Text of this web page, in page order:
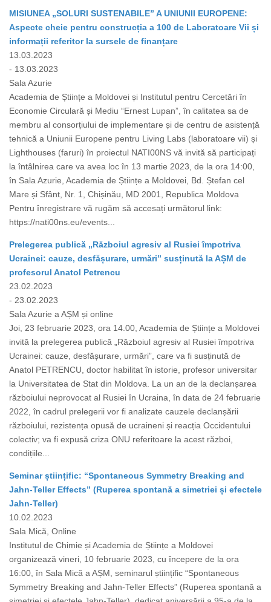
MISIUNEA „SOLURI SUSTENABILE” A UNIUNII EUROPENE:
Aspecte cheie pentru construcția a 100 de Laboratoare Vii și
informații referitor la sursele de finanțare
13.03.2023
- 13.03.2023
Sala Azurie
Academia de Științe a Moldovei și Institutul pentru Cercetări în
Economie Circulară și Mediu “Ernest Lupan”, în calitatea sa de
membru al consorțiului de implementare și de centru de asistență
tehnică a Uniunii Europene pentru Living Labs (laboratoare vii) și
Lighthouses (faruri) în proiectul NATI00NS vă invită să participați
la întâlnirea care va avea loc în 13 martie 2023, de la ora 14:00,
în Sala Azurie, Academia de Științe a Moldovei, Bd. Ștefan cel
Mare și Sfânt, Nr. 1, Chișinău, MD 2001, Republica Moldova
Pentru înregistrare vă rugăm să accesați următorul link:
https://nati00ns.eu/events...
Prelegerea publică „Războiul agresiv al Rusiei împotriva
Ucrainei: cauze, desfășurare, urmări” susținută la AȘM de
profesorul Anatol Petrencu
23.02.2023
- 23.02.2023
Sala Azurie a AȘM și online
Joi, 23 februarie 2023, ora 14.00, Academia de Științe a Moldovei
invită la prelegerea publică „Războiul agresiv al Rusiei împotriva
Ucrainei: cauze, desfășurare, urmări”, care va fi susținută de
Anatol PETRENCU, doctor habilitat în istorie, profesor universitar
la Universitatea de Stat din Moldova. La un an de la declanșarea
războiului neprovocat al Rusiei în Ucraina, în data de 24 februarie
2022, în cadrul prelegerii vor fi analizate cauzele declanșării
războiului, rezistența opusă de ucraineni și reacția Occidentului
colectiv; va fi expusă criza ONU referitoare la acest război,
condițiile...
Seminar științific: “Spontaneous Symmetry Breaking and
Jahn-Teller Effects” (Ruperea spontană a simetriei și efectele
Jahn-Teller)
10.02.2023
Sala Mică, Online
Institutul de Chimie și Academia de Științe a Moldovei
organizează vineri, 10 februarie 2023, cu începere de la ora
16:00, în Sala Mică a AȘM, seminarul științific “Spontaneous
Symmetry Breaking and Jahn-Teller Effects” (Ruperea spontană a